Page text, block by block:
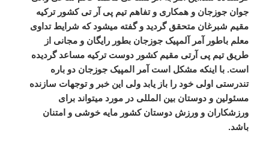
جوان جوزجان و همکاری و تفاهم تیم پی آر تی کشور ترکیه
مقیم شبرغان متحقق گردید و گفته میشود که شرایط تداوی
معلم باطور آمر آلمپیک جوزجان بطور رایگان و مجانی از
طریق تیم پی آرتی مقیم کشور دوست ترکیه مساعد گردیده
است.با اینکه مشکل است آمر المپیک جوزجان دو باره
تندرستی اولی خود را باز یابد ولی این خبر و توجهات سازنده
مسئولین و دوستان بین المللی در مورد میتواند برای
ورزشکاران و ورزش دوستان کشور مایه خوشی و امتنان
باشد.